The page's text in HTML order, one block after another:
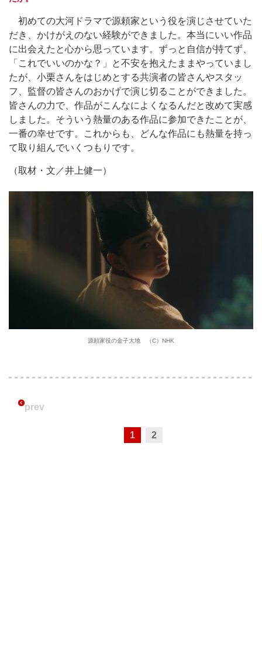
初めての大河ドラマで源頼家という役を演じさせていた
だき、かけがえのない経験ができました。本当にいい作品
に出会えたと心から思っています。ずっと自信が持てず、
「これでいいのかな？」と不安を抱えたままやっていまし
たが、小栗さんをはじめとする共演者の皆さんやスタッ
フ、監督の皆さんのおかげで演じ切ることができました。
皆さんの力で、作品がこんなによくなるんだと改めて実感
しました。そういう熱量のある作品に参加できたことが、
一番の幸せです。これからも、どんな作品にも熱量を持っ
て取り組んでいくつもりです。
（取材・文／井上健一）
源頼家役の金子大地 （C）NHK
prev
1 2